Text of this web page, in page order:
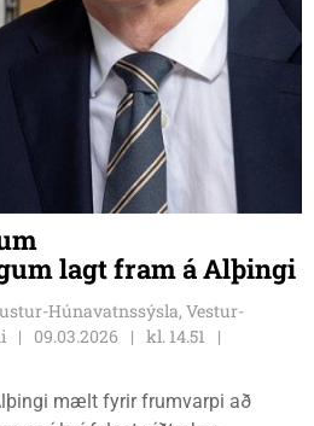
lagt fram á Alþingi
Húnavatnssýsla, Vestur-
09.03.2026
kl. 14.51
mælt fyrir frumvarpi að